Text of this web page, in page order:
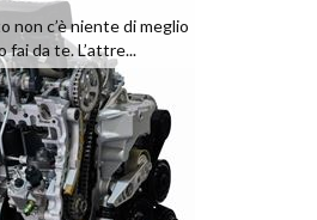
non c’è niente di meglio
da te. L’attre...